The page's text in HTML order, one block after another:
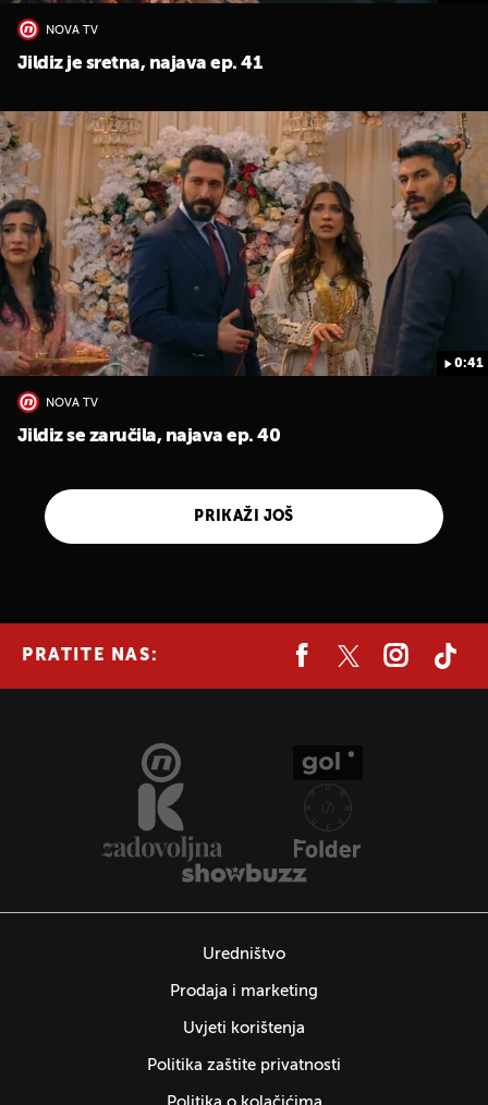
NOVA TV
Jildiz je sretna, najava ep. 41
0:41
NOVA TV
Jildiz se zaručila, najava ep. 40
PRIKAŽI JOŠ
PRATITE NAS:
Uredništvo
Prodaja i marketing
Uvjeti korištenja
Politika zaštite privatnosti